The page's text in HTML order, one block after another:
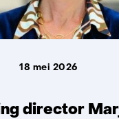
director
18 mei 2026